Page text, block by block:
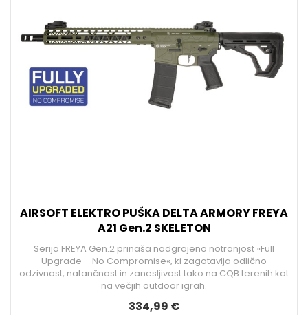
AIRSOFT ELEKTRO PUŠKA DELTA ARMORY FREYA
A21 Gen.2 SKELETON
Serija FREYA Gen.2 prinaša nadgrajeno notranjost »Full
Upgrade – No Compromise«, ki zagotavlja odlično
odzivnost, natančnost in zanesljivost tako na CQB terenih kot
na večjih outdoor igrah.
334,99 €